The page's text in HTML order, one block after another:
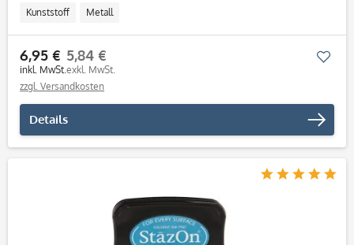
Kunststoff Metall
6,95 €
inkl. MwSt.
5,84 €
exkl. MwSt.
zzgl. Versandkosten
Details